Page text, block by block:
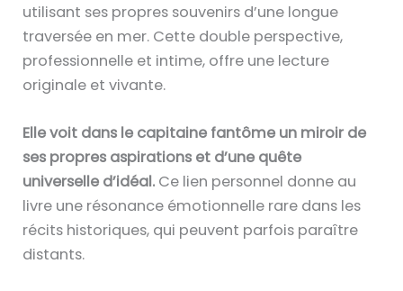
utilisant ses propres souvenirs d’une longue
traversée en mer. Cette double perspective,
professionnelle et intime, offre une lecture
originale et vivante.
Elle voit dans le capitaine fantôme un miroir de
ses propres aspirations et d’une quête
universelle d’idéal. Ce lien personnel donne au
livre une résonance émotionnelle rare dans les
récits historiques, qui peuvent parfois paraître
distants.